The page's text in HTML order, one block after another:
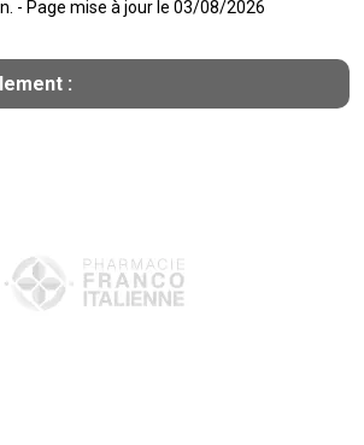
- Page mise à jour le 03/08/2026
: